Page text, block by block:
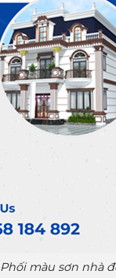
Phối màu sơn nhà